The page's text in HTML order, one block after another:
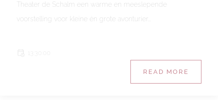
Theater de Schalm een warme en meeslepende
voorstelling voor kleine én grote avonturier...
READ MORE